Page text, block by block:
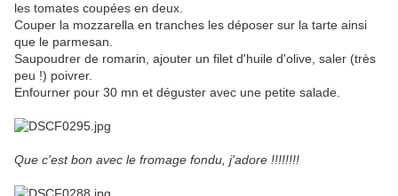
les tomates coupées en deux.
Couper la mozzarella en tranches les déposer sur la tarte ainsi
que le parmesan.
Saupoudrer de romarin, ajouter un filet d'huile d'olive, saler (très
peu !) poivrer.
Enfourner pour 30 mn et déguster avec une petite salade.
Que c'est bon avec le fromage fondu, j'adore !!!!!!!!